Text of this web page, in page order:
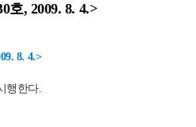
호, 2009. 8. 4.>
8. 4.>
행한다.